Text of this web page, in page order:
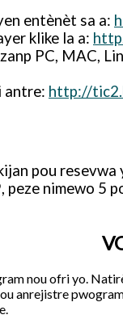
entènèt sa a:
klike la a:
PC, MAC,
antre: http://
pou resevwa
nimewo 5
nou ofri yo.
anrejistre